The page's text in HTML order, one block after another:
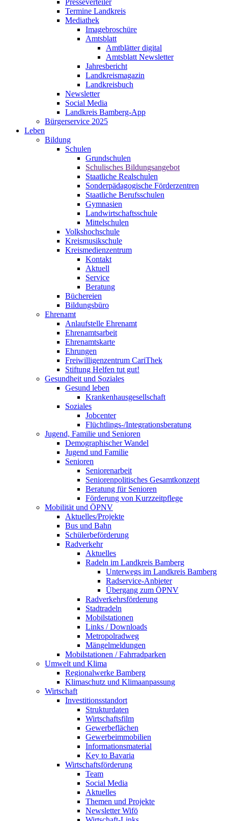
Presseverteiler
Termine Landkreis
Mediathek
Imagebroschüre
Amtsblatt
Amtblätter digital
Amtsblatt Newsletter
Jahresbericht
Landkreismagazin
Landkreisbuch
Newsletter
Social Media
Landkreis Bamberg-App
Bürgerservice 2025
Leben
Bildung
Schulen
Grundschulen
Schulisches Bildungsangebot
Staatliche Realschulen
Sonderpädagogische Förderzentren
Staatliche Berufsschulen
Gymnasien
Landwirtschaftsschule
Mittelschulen
Volkshochschule
Kreismusikschule
Kreismedienzentrum
Kontakt
Aktuell
Service
Beratung
Büchereien
Bildungsbüro
Ehrenamt
Anlaufstelle Ehrenamt
Ehrenamtsarbeit
Ehrenamtskarte
Ehrungen
Freiwilligenzentrum CariThek
Stiftung Helfen tut gut!
Gesundheit und Soziales
Gesund leben
Krankenhausgesellschaft
Soziales
Jobcenter
Flüchtlings-/Integrationsberatung
Jugend, Familie und Senioren
Demographischer Wandel
Jugend und Familie
Senioren
Seniorenarbeit
Seniorenpolitisches Gesamtkonzept
Beratung für Senioren
Förderung von Kurzzeitpflege
Mobilität und ÖPNV
Aktuelles/Projekte
Bus und Bahn
Schülerbeförderung
Radverkehr
Aktuelles
Radeln im Landkreis Bamberg
Unterwegs im Landkreis Bamberg
Radservice-Anbieter
Übergang zum ÖPNV
Radverkehrsförderung
Stadtradeln
Mobilstationen
Links / Downloads
Metropolradweg
Mängelmeldungen
Mobilstationen / Fahrradparken
Umwelt und Klima
Regionalwerke Bamberg
Klimaschutz und Klimaanpassung
Wirtschaft
Investitionsstandort
Strukturdaten
Wirtschaftsfilm
Gewerbeflächen
Gewerbeimmobilien
Informationsmaterial
Key to Bavaria
Wirtschaftsförderung
Team
Social Media
Aktuelles
Themen und Projekte
Newsletter Wifö